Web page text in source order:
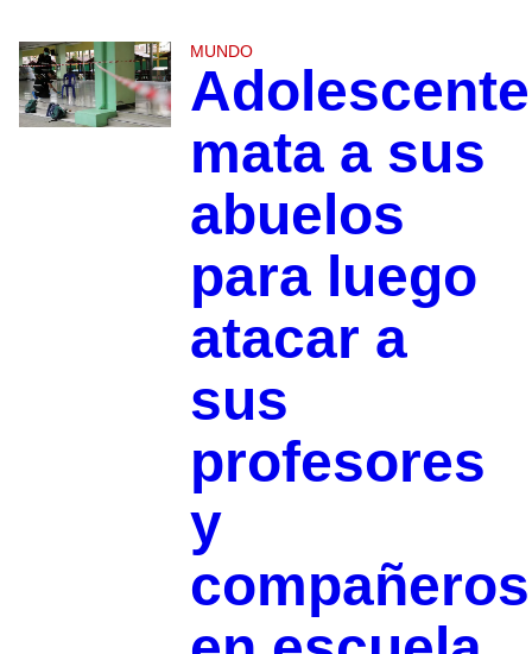
MUNDO
Adolescente
mata a sus
abuelos
para luego
atacar a
sus
profesores
y
compañeros